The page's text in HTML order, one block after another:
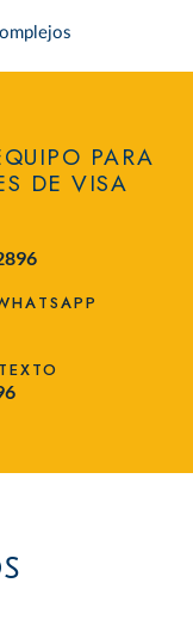
PARA
DE VISA